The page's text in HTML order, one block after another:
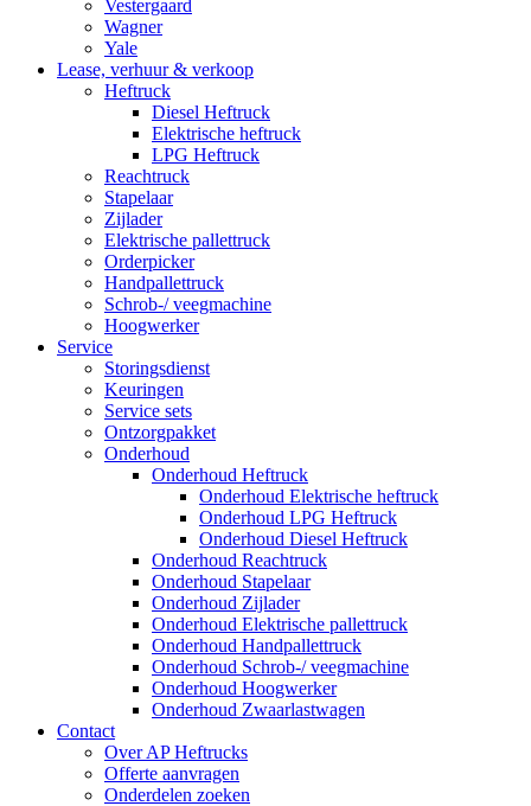
Vestergaard
Wagner
Yale
Lease, verhuur & verkoop
Heftruck
Diesel Heftruck
Elektrische heftruck
LPG Heftruck
Reachtruck
Stapelaar
Zijlader
Elektrische pallettruck
Orderpicker
Handpallettruck
Schrob-/ veegmachine
Hoogwerker
Service
Storingsdienst
Keuringen
Service sets
Ontzorgpakket
Onderhoud
Onderhoud Heftruck
Onderhoud Elektrische heftruck
Onderhoud LPG Heftruck
Onderhoud Diesel Heftruck
Onderhoud Reachtruck
Onderhoud Stapelaar
Onderhoud Zijlader
Onderhoud Elektrische pallettruck
Onderhoud Handpallettruck
Onderhoud Schrob-/ veegmachine
Onderhoud Hoogwerker
Onderhoud Zwaarlastwagen
Contact
Over AP Heftrucks
Offerte aanvragen
Onderdelen zoeken